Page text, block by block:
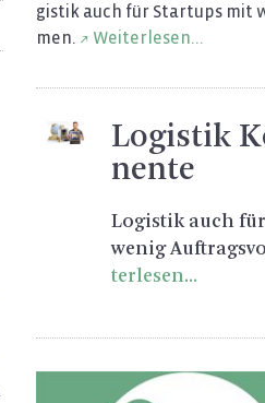
gis­tik auch für Star­tups mit
men.
Wei­ter­le­sen...
Lo­gis­tik
nen­te
Lo­gis­tik auch
wenig
ter­le­sen...